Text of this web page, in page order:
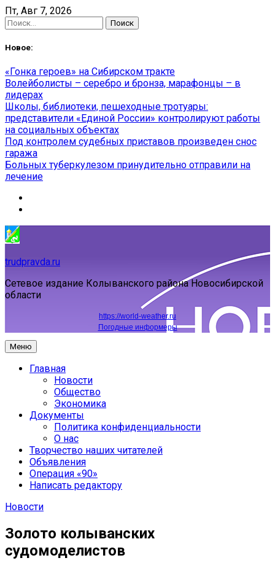
Skip
to
content
Пт, Авг 7, 2026
Найти:
Новое:
«Гонка героев» на Сибирском тракте
Волейболисты – серебро и бронза, марафонцы – в
лидерах
Школы, библиотеки, пешеходные тротуары:
представители «Единой России» контролируют работы
на социальных объектах
Под контролем судебных приставов произведен снос
гаража
Больных туберкулезом принудительно отправили на
лечение
trudpravda.ru
Сетевое издание Колыванского района Новосибирской
области
https://world-weather.ru
Погодные информеры
Меню
Главная
Новости
Общество
Экономика
Документы
Политика конфиденциальности
О нас
Творчество наших читателей
Объявления
Операция «90»
Написать редактору
Новости
Золото колыванских
судомоделистов